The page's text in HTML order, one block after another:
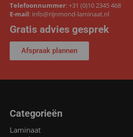
Telefoonnummer:+31 (0)10 2345 468
E-mail: info@rijnmond-laminaat.nl
Gratis advies gesprek
Afspraak plannen
Categorieën
Laminaat